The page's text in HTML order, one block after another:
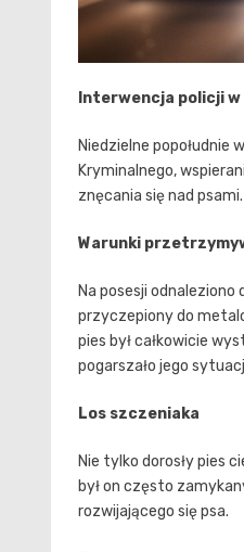
Interwencja policji
Niedzielne popołudnie
Kryminalnego,
znęcania się nad
Warunki
Na posesji odnaleziono
przyczepiony do
pies był całkowicie
pogarszało jego
Los szczeniaka
Nie tylko dorosły pies
był on często
rozwijającego się psa.